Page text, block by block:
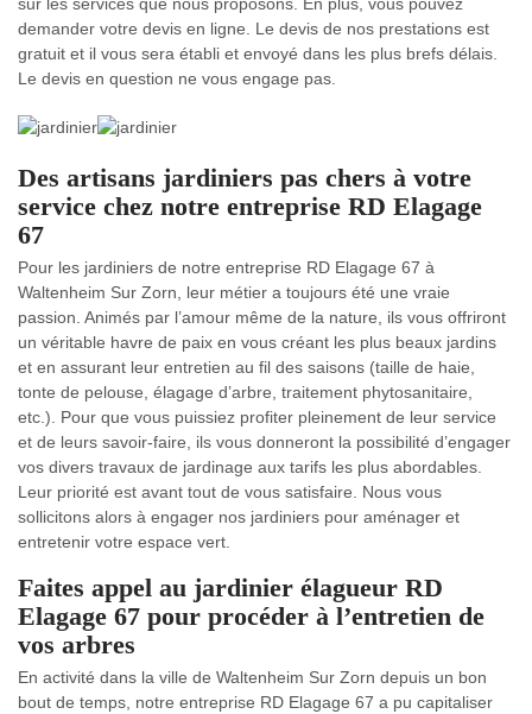
demander votre devis en ligne. Le devis de nos prestations est
gratuit et il vous sera établi et envoyé dans les plus brefs délais.
Le devis en question ne vous engage pas.
Des artisans jardiniers pas chers à votre
service chez notre entreprise RD Elagage
67
Pour les jardiniers de notre entreprise RD Elagage 67 à
Waltenheim Sur Zorn, leur métier a toujours été une vraie
passion. Animés par l’amour même de la nature, ils vous offriront
un véritable havre de paix en vous créant les plus beaux jardins
et en assurant leur entretien au fil des saisons (taille de haie,
tonte de pelouse, élagage d’arbre, traitement phytosanitaire,
etc.). Pour que vous puissiez profiter pleinement de leur service
et de leurs savoir-faire, ils vous donneront la possibilité d’engager
vos divers travaux de jardinage aux tarifs les plus abordables.
Leur priorité est avant tout de vous satisfaire. Nous vous
sollicitons alors à engager nos jardiniers pour aménager et
entretenir votre espace vert.
Faites appel au jardinier élagueur RD
Elagage 67 pour procéder à l’entretien de
vos arbres
En activité dans la ville de Waltenheim Sur Zorn depuis un bon
bout de temps, notre entreprise RD Elagage 67 a pu capitaliser